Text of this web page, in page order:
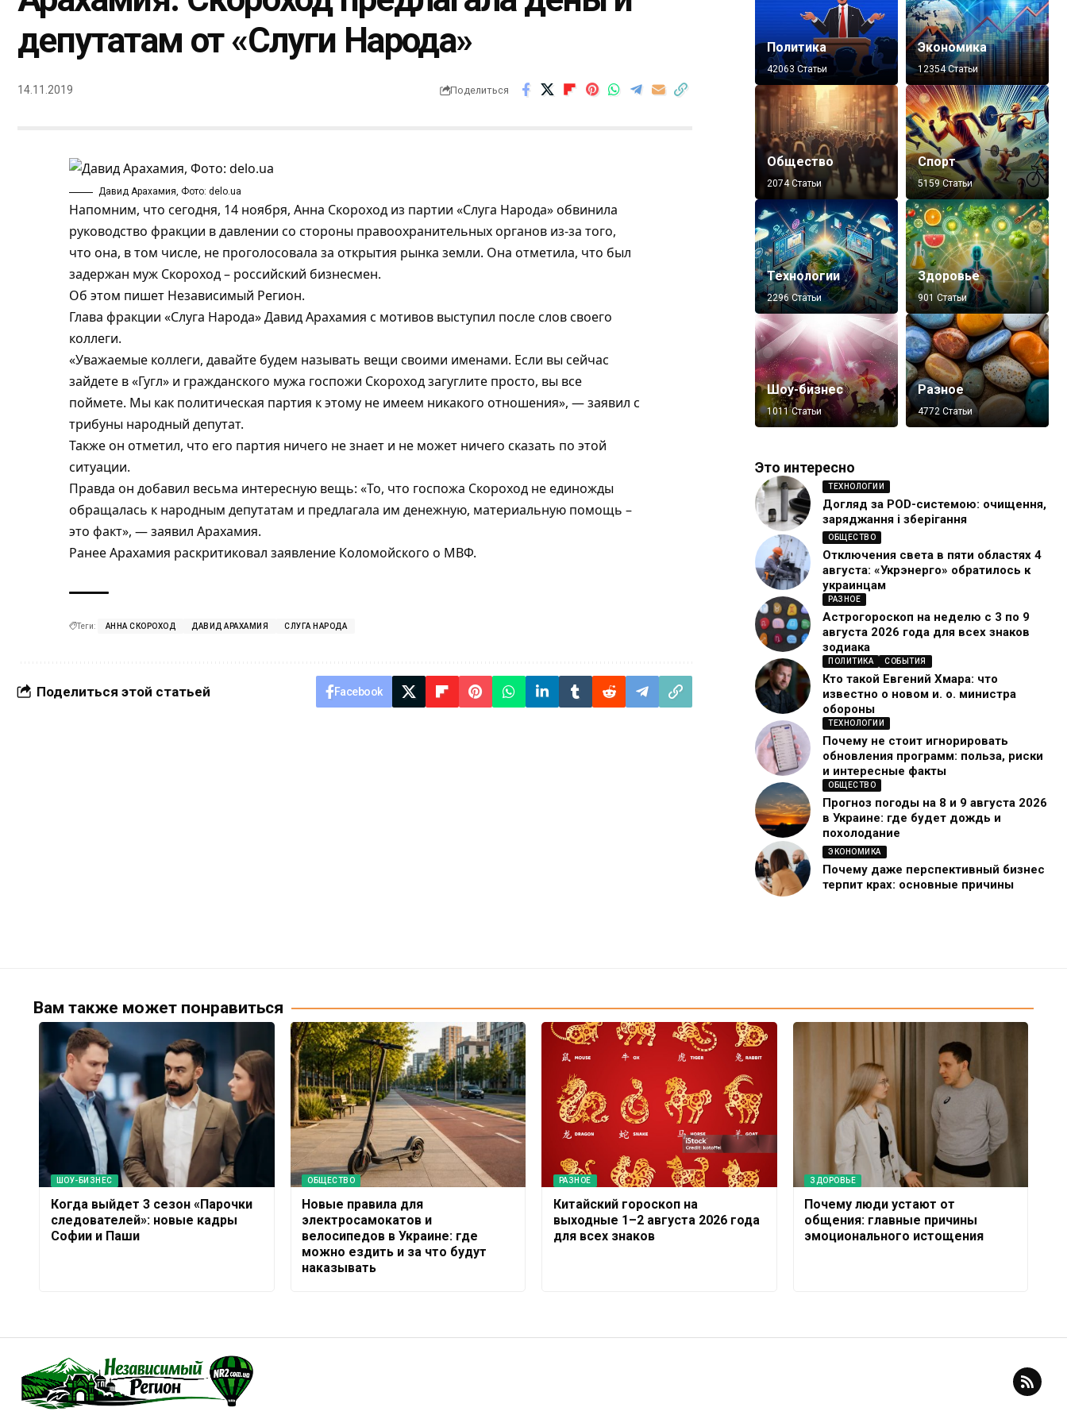
депутатам от «Слуги Народа»
14.11.2019 Поделиться
Давид Арахамия, Фото: delo.ua
Напомним, что сегодня, 14 ноября, Анна Скороход из партии «Слуга Народа» обвинила
руководство фракции в давлении со стороны правоохранительных органов из-за того,
что она, в том числе, не проголосовала за открытия рынка земли. Она отметила, что был
задержан муж Скороход – российский бизнесмен.
Об этом пишет Независимый Регион.
Глава фракции «Слуга Народа» Давид Арахамия с мотивов выступил после слов своего
коллеги.
«Уважаемые коллеги, давайте будем называть вещи своими именами. Если вы сейчас
зайдете в «Гугл» и гражданского мужа госпожи Скороход загуглите просто, вы все
поймете. Мы как политическая партия к этому не имеем никакого отношения», — заявил с
трибуны народный депутат.
Также он отметил, что его партия ничего не знает и не может ничего сказать по этой
ситуации.
Правда он добавил весьма интересную вещь: «То, что госпожа Скороход не единожды
обращалась к народным депутатам и предлагала им денежную, материальную помощь –
это факт», — заявил Арахамия.
РанееАрахамия раскритиковал заявление Коломойского о МВФ.
Теги: АННА СКОРОХОД ДАВИД АРАХАМИЯ СЛУГА НАРОДА
Поделиться этой статьей Facebook
Политика
42063 Статьи
Экономика
12354 Статьи
Общество
2074 Статьи
Спорт
5159 Статьи
Технологии
2296 Статьи
Здоровье
901 Статьи
Шоу-бизнес
1011 Статьи
Разное
4772 Статьи
Это интересно
ТЕХНОЛОГИИ
Догляд за POD-системою: очищення,
заряджання і зберігання
ОБЩЕСТВО
Отключения света в пяти областях 4
августа: «Укрэнерго» обратилось к
украинцам
РАЗНОЕ
Астрогороскоп на неделю с 3 по 9
августа 2026 года для всех знаков
зодиака
ПОЛИТИКА СОБЫТИЯ
Кто такой Евгений Хмара: что
известно о новом и. о. министра
обороны
ТЕХНОЛОГИИ
Почему не стоит игнорировать
обновления программ: польза, риски
и интересные факты
ОБЩЕСТВО
Прогноз погоды на 8 и 9 августа 2026
в Украине: где будет дождь и
похолодание
ЭКОНОМИКА
Почему даже перспективный бизнес
терпит крах: основные причины
Вам также может понравиться
ШОУ-БИЗНЕС
Когда выйдет 3 сезон «Парочки
следователей»: новые кадры
Софии и Паши
ОБЩЕСТВО
Новые правила для
электросамокатов и
велосипедов в Украине: где
можно ездить и за что будут
наказывать
РАЗНОЕ
Китайский гороскоп на
выходные 1–2 августа 2026 года
для всех знаков
ЗДОРОВЬЕ
Почему люди устают от
общения: главные причины
эмоционального истощения